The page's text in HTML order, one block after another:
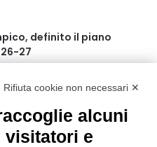
definito il piano
27
Rifiuta cookie non necessari ✕
alcuni
visitatori e